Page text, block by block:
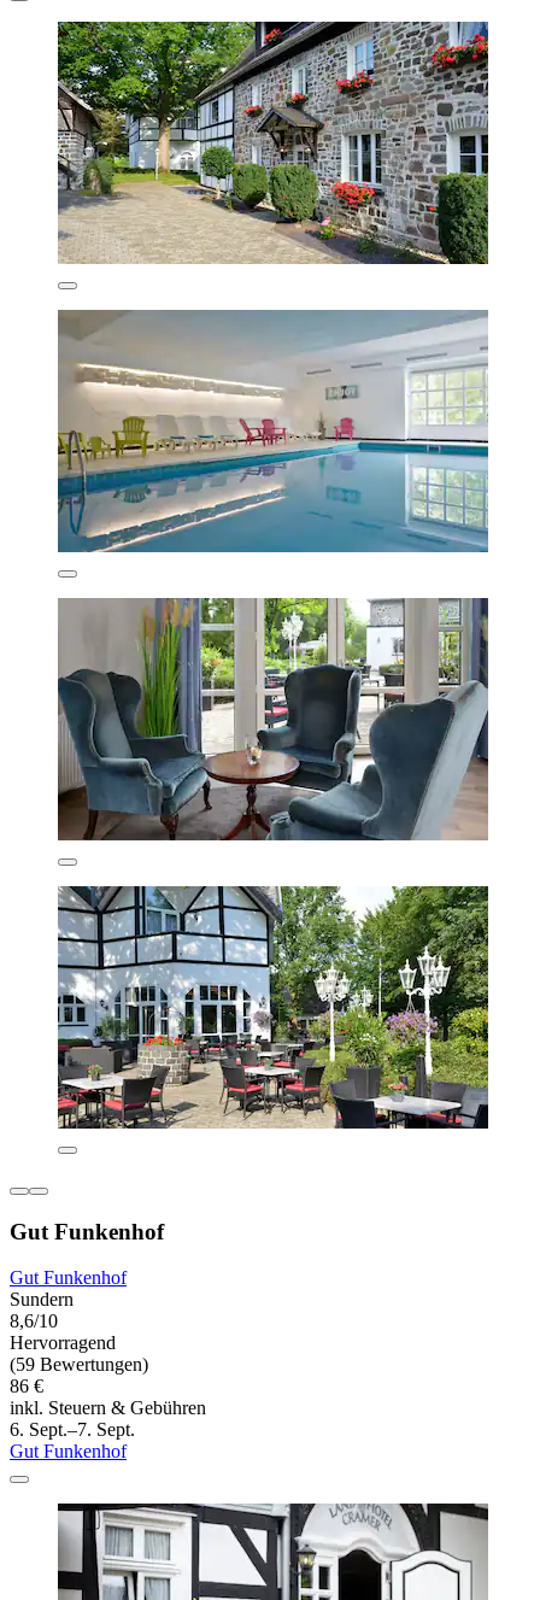
Gut Funkenhof
Gut Funkenhof
Sundern
8,6/10
Hervorragend
(59 Bewertungen)
86 €
inkl. Steuern & Gebühren
6. Sept.–7. Sept.
Gut Funkenhof